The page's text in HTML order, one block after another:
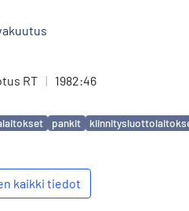
RT | 1982:46
pankit
kaikki tiedot